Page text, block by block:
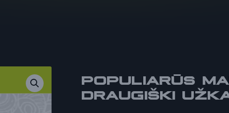
POPULIARŪS
DRAUGIŠKI